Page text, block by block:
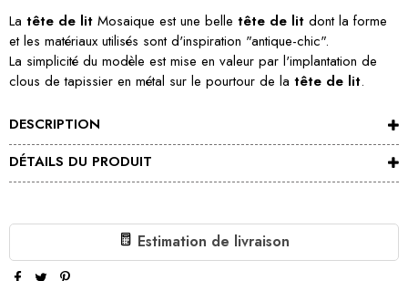
La tête de lit Mosaique est une belle tête de lit dont la forme
et les matériaux utilisés sont d'inspiration "antique-chic".
La simplicité du modèle est mise en valeur par l'implantation de
clous de tapissier en métal sur le pourtour de la tête de lit.
DESCRIPTION
DÉTAILS DU PRODUIT
Estimation de livraison